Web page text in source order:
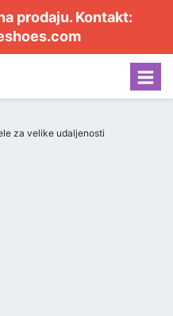
prodaju. Kontakt:
za velike udaljenosti